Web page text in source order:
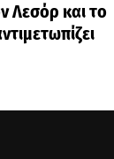
Λεσόρ και το